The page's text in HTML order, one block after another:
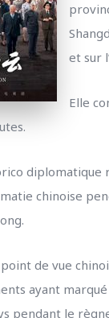
et sur
Elle
diplomatique
chinoise
de vue
ayant
pendant le